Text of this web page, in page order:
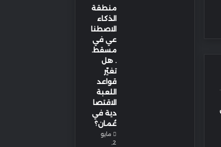
منطقة
الذكاء
الاصطنا
عي في
مسقط.
. هل
تغيّر
قواعد
اللعبة
الاقتصا
دية في
عُمان؟
مايو
2,